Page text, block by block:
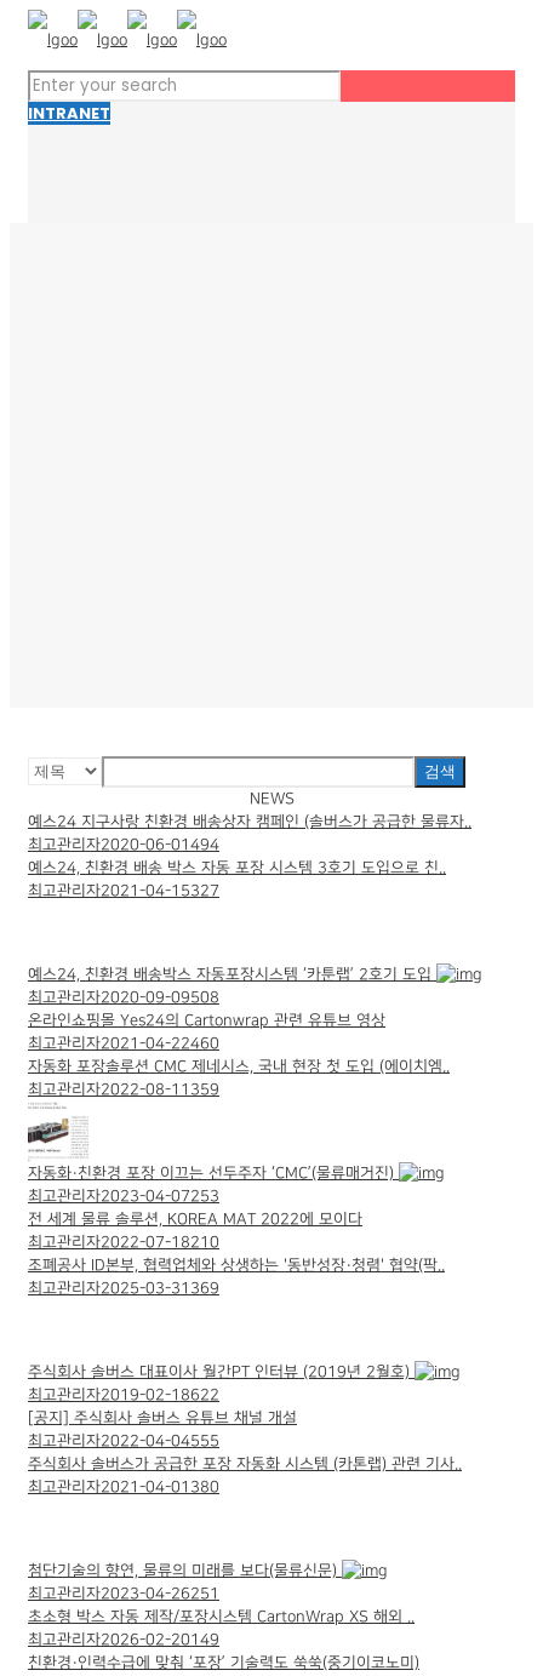
INTRANET
검색
NEWS
예스24 지구사랑 친환경 배송상자 캠페인 (솔버스가 공급한 물류자..
최고관리자2020-06-01 494
예스24, 친환경 배송 박스 자동 포장 시스템 3호기 도입으로 친..
최고관리자2021-04-15327
예스24, 친환경 배송박스 자동포장시스템 ‘카툰랩’ 2호기 도입
최고관리자2020-09-09508
온라인쇼핑몰 Yes24의 Cartonwrap 관련 유튜브 영상
최고관리자2021-04-22460
자동화 포장솔루션 CMC 제네시스, 국내 현장 첫 도입 (에이치엠..
최고관리자2022-08-11 359
자동화·친환경 포장 이끄는 선두주자 ‘CMC’(물류매거진)
최고관리자2023-04-07253
전 세계 물류 솔루션, KOREA MAT 2022에 모이다
최고관리자2022-07-18210
조폐공사 ID본부, 협력업체와 상생하는 '동반성장·청렴' 협약(팍..
최고관리자2025-03-31 369
주식회사 솔버스 대표이사 월간PT 인터뷰 (2019년 2월호)
최고관리자2019-02-18622
[공지] 주식회사 솔버스 유튜브 채널 개설
최고관리자2022-04-04555
주식회사 솔버스가 공급한 포장 자동화 시스템 (카톤랩) 관련 기사..
최고관리자2021-04-01 380
첨단기술의 향연, 물류의 미래를 보다(물류신문)
최고관리자2023-04-26251
초소형 박스 자동 제작/포장시스템 CartonWrap XS 해외 ..
최고관리자2026-02-20149
친환경·인력수급에 맞춰 ‘포장’ 기술력도 쑥쑥(중기이코노미)